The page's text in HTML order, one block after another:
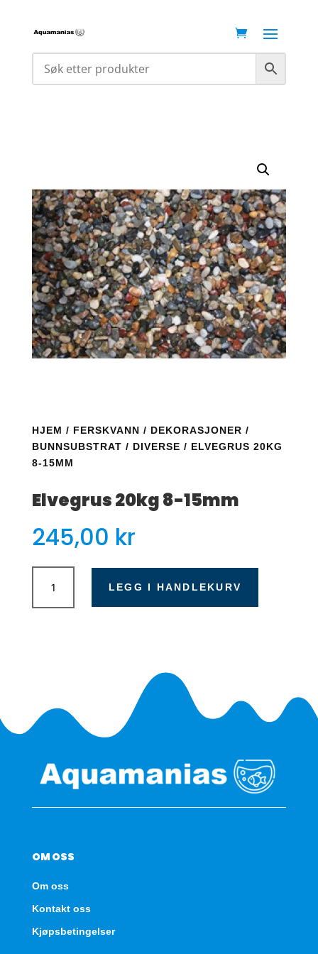
HJEM / FERSKVANN / DEKORASJONER /
BUNNSUBSTRAT / DIVERSE / ELVEGRUS 20KG
8-15MM
Elvegrus 20kg 8-15mm
245,00 kr
Elvegrus
8-
LEGG I HANDLEKURV
OM OSS
Om oss
Kontakt oss
Kjøpsbetingelser